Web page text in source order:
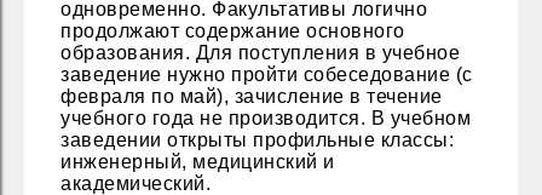
одновременно. Факультативы логично
продолжают содержание основного
образования. Для поступления в учебное
заведение нужно пройти собеседование (с
февраля по май), зачисление в течение
учебного года не производится. В учебном
заведении открыты профильные классы:
инженерный, медицинский и
академический.